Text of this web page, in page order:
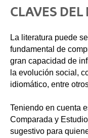
CLAVES DEL
La literatura puede
fundamental de
gran capacidad de
la evolución social,
idiomático, entre
Teniendo en cuenta
Comparada y
sugestivo para